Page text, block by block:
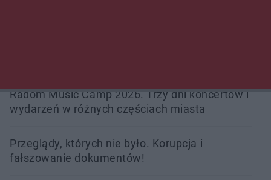
Radom Music Camp 2026. Trzy dni koncertów i
wydarzeń w różnych częściach miasta
Przeglądy, których nie było. Korupcja i
fałszowanie dokumentów!